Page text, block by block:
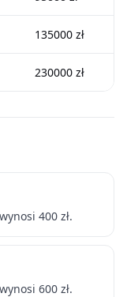
135000 zł
230000 zł
400 zł.
600 zł.